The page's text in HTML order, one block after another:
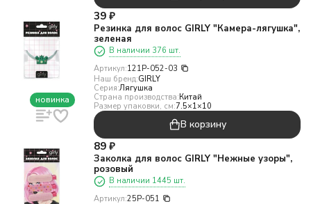
новинка
39 ₽
Резинка для волос GIRLY "Камера-лягушка",
зеленая
В наличии 376 шт.
Артикул:121P-052-03
Наш бренд:GIRLY
Серия:Лягушка
Страна производства:Китай
Размер упаковки, см:7.5×1×10
В корзину
89 ₽
Заколка для волос GIRLY "Нежные узоры",
розовый
В наличии 1445 шт.
Артикул:25P-051